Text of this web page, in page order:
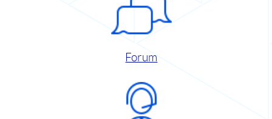
Forum